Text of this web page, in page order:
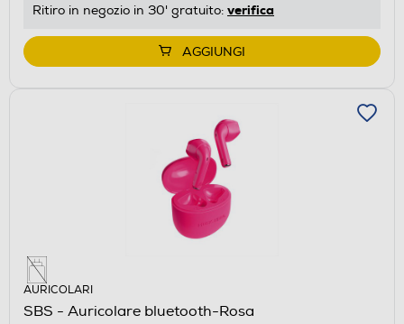
Ritiro in negozio in 30' gratuito: verifica
AGGIUNGI
AURICOLARI
SBS - Auricolare bluetooth-Rosa